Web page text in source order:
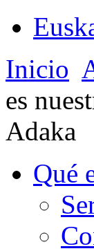
Inicio
es
Adaka
Qué